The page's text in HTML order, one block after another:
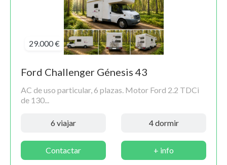
29.000 €
Ford Challenger Génesis 43
AC de uso particular, 6 plazas. Motor Ford 2.2 TDCi
de 130...
6 viajar 4 dormir
Contactar + info